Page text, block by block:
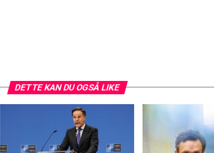
DETTE KAN DU OGSÅ LIKE